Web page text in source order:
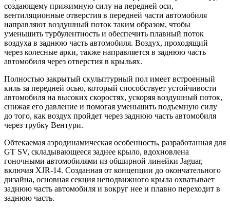
создающему прижимную силу на передней оси,
вентиляционные отверстия в передней части автомобиля
направляют воздушный поток таким образом, чтобы
уменьшить турбулентность и обеспечить плавный поток
воздуха в заднюю часть автомобиля. Воздух, проходящий
через колесные арки, также направляется в заднюю часть
автомобиля через отверстия в крыльях.
Полностью закрытый скульптурный пол имеет встроенный
киль за передней осью, который способствует устойчивости
автомобиля на высоких скоростях, ускоряя воздушный поток,
снижая его давление и помогая уменьшить подъемную силу
до того, как воздух пройдет через заднюю часть автомобиля
через трубку Вентури.
Обтекаемая аэродинамическая особенность, разработанная для
GT SV, складывающееся заднее крыло, вдохновлена ​​
гоночными автомобилями из обширной линейки Jaguar,
включая XJR-14. Созданная от концепции до окончательного
дизайна, основная секция неподвижного крыла охватывает
заднюю часть автомобиля и вокруг нее и плавно переходит в
заднюю часть.